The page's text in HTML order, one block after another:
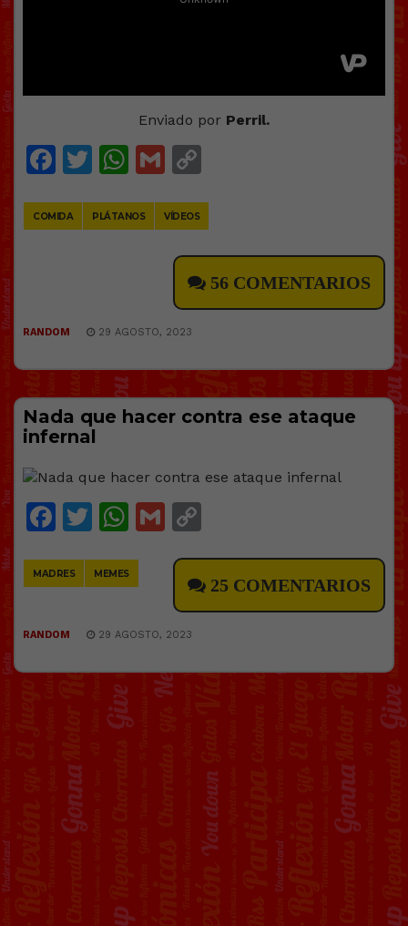
Enviado por Perril.
Facebook
Twitter
WhatsApp
Gmail
COMIDA PLÁTANOS VÍDEOS
56 COMENTARIOS
RANDOM 29 AGOSTO, 2023
Nada que hacer contra ese ataque
infernal
Facebook
Twitter
WhatsApp
Gmail
MADRES MEMES
25 COMENTARIOS
RANDOM 29 AGOSTO, 2023